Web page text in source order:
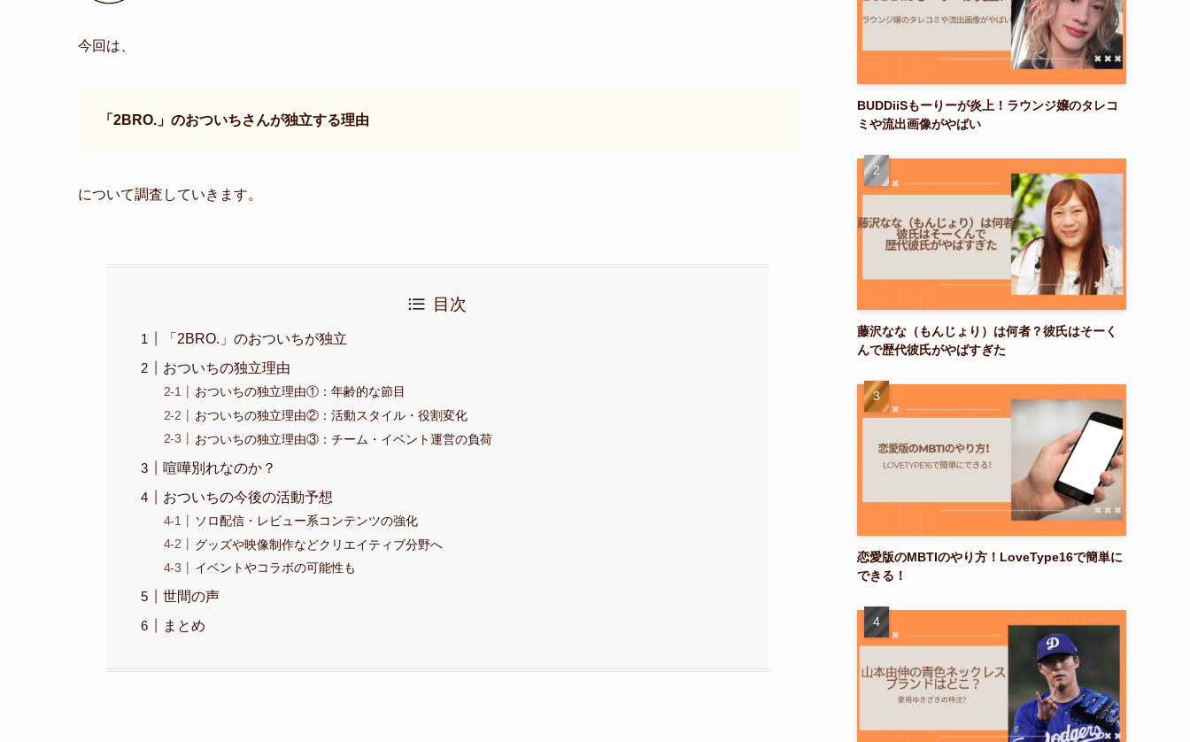
今回は、
「2BRO.」のおついちさんが独立する理由
について調査していきます。
目次
「2BRO.」のおついちが独立
おついちの独立理由
おついちの独立理由①：年齢的な節目
おついちの独立理由②：活動スタイル・役割変化
おついちの独立理由③：チーム・イベント運営の負荷
喧嘩別れなのか？
おついちの今後の活動予想
ソロ配信・レビュー系コンテンツの強化
グッズや映像制作などクリエイティブ分野へ
イベントやコラボの可能性も
世間の声
まとめ
BUDDiiSもーりーが炎上！ラウンジ嬢のタレコ
ミや流出画像がやばい
藤沢なな（もんじょり）は何者？彼氏はそーく
んで歴代彼氏がやばすぎた
恋愛版のMBTIのやり方！LoveType16で簡単に
できる！